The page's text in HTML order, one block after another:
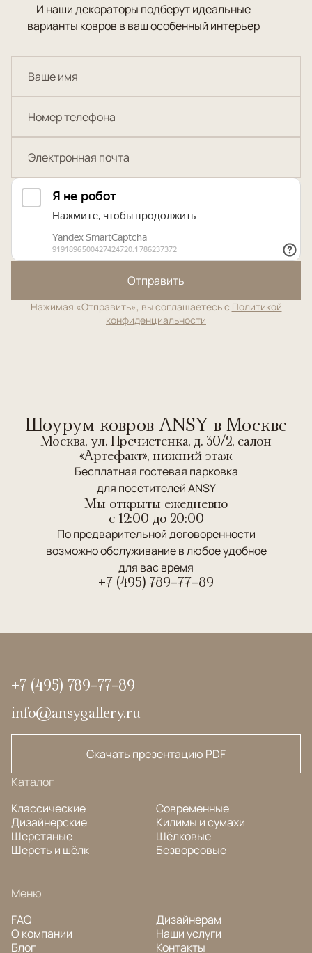
И наши декораторы подберут идеальные
варианты ковров в ваш особенный интерьер
Отправить
Нажимая «Отправить», вы соглашаетесь с Политикой
конфиденциальности
Шоурум ковров ANSY в Москве
Москва, ул. Пречистенка, д. 30/2, салон
«Артефакт», нижний этаж
Бесплатная гостевая парковка
для посетителей ANSY
Мы открыты ежедневно
c 12:00 до 20:00
По предварительной договоренности
возможно обслуживание в любое удобное
для вас время
+7 (495) 789-77-89
+7 (495) 789-77-89
info@ansygallery.ru
Скачать презентацию PDF
Каталог
Классические
Дизайнерские
Шерстяные
Шерсть и шёлк
Современные
Килимы и сумахи
Шёлковые
Безворсовые
Меню
FAQ
О компании
Блог
Дизайнерам
Наши услуги
Контакты